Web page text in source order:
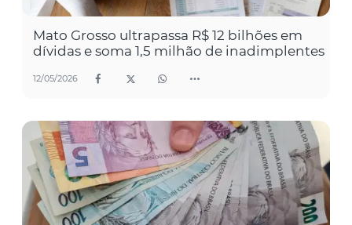
Mato Grosso ultrapassa R$ 12 bilhões em
dívidas e soma 1,5 milhão de inadimplentes
12/05/2026